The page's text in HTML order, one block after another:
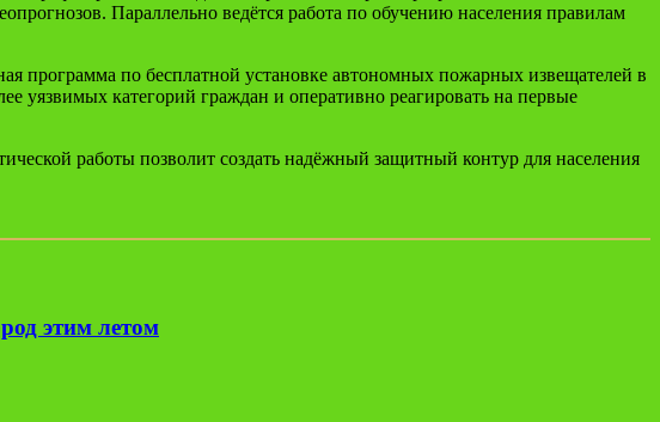
Параллельно ведётся работа по обучению населения правилам
программа по бесплатной установке автономных пожарных извещателей в
категорий граждан и оперативно реагировать на первые
работы позволит создать надёжный защитный контур для населения
этим летом